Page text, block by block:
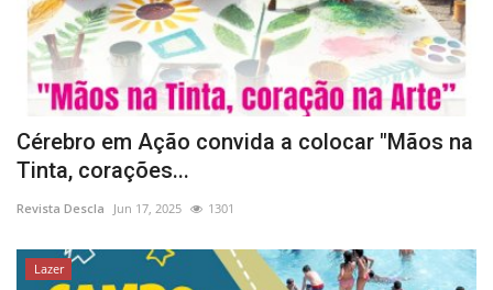
Cérebro em Ação convida a colocar "Mãos na
Tinta, corações...
Revista Descla Jun 17, 2025 1301
Lazer